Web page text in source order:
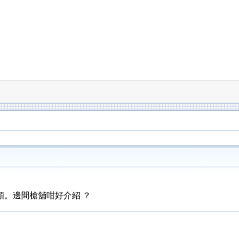
邊間槍舖咁好介紹 ？